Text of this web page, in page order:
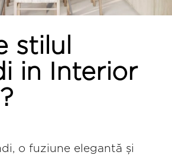
stilul
in Interior
o fuziune elegantă și